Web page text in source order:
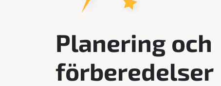
Planering och
förberedelser